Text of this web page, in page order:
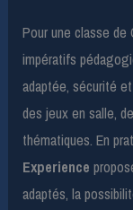
Pour une classe de
impératifs
adaptée, sécurité
des jeux en salle,
thématiques. En
Experience
adaptés, la